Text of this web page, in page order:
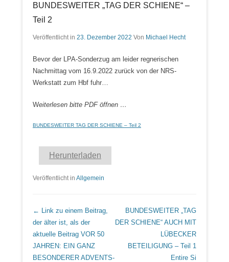
BUNDESWEITER „TAG DER SCHIENE“ –
Teil 2
Veröffentlicht in 23. Dezember 2022 Von Michael Hecht
Bevor der LPA-Sonderzug am leider regnerischen
Nachmittag vom 16.9.2022 zurück von der NRS-
Werkstatt zum Hbf fuhr…
Weiterlesen bitte PDF öffnen …
BUNDESWEITER TAG DER SCHIENE – Teil 2
Herunterladen
Veröffentlicht in Allgemein
Beitrags Übersicht
← Link zu einem Beitrag,
der älter ist, als der
aktuelle Beitrag VOR 50
JAHREN: EIN GANZ
BESONDERER ADVENTS-
BUNDESWEITER „TAG
DER SCHIENE“ AUCH MIT
LÜBECKER
BETEILIGUNG – Teil 1
Entire Si